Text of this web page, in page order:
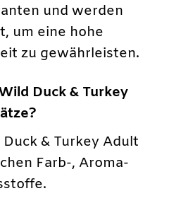
und werden
um eine hohe
zu gewährleisten.
Duck & Turkey
& Turkey Adult
Farb-, Aroma-